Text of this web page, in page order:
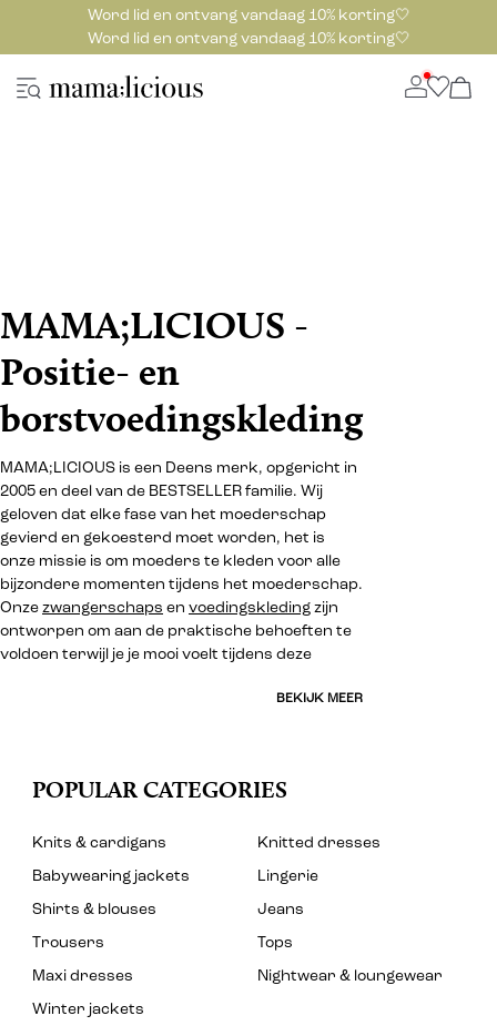
Word lid en ontvang vandaag 10% korting🤍
Word lid en ontvang vandaag 10% korting🤍
MAMA;LICIOUS -
Positie- en
borstvoedingskleding
MAMA;LICIOUS is een Deens merk, opgericht in
2005 en deel van de BESTSELLER familie. Wij
geloven dat elke fase van het moederschap
gevierd en gekoesterd moet worden, het is
onze missie is om moeders te kleden voor alle
bijzondere momenten tijdens het moederschap.
Onze zwangerschaps en voedingskleding zijn
ontworpen om aan de praktische behoeften te
voldoen terwijl je je mooi voelt tijdens deze
BEKIJK MEER
POPULAR CATEGORIES
Knits & cardigans
Knitted dresses
Babywearing jackets
Lingerie
Shirts & blouses
Jeans
Trousers
Tops
Maxi dresses
Nightwear & loungewear
Winter jackets